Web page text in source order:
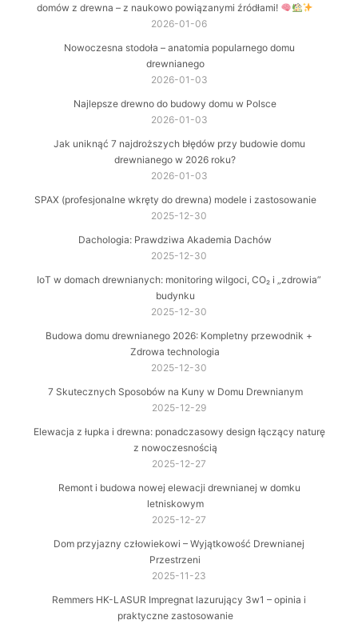
domów z drewna – z naukowo powiązanymi źródłami!
2026-01-06
Nowoczesna stodoła – anatomia popularnego domu
drewnianego
2026-01-03
Najlepsze drewno do budowy domu w Polsce
2026-01-03
Jak uniknąć 7 najdroższych błędów przy budowie domu
drewnianego w 2026 roku?
2026-01-03
SPAX (profesjonalne wkręty do drewna) modele i zastosowanie
2025-12-30
Dachologia: Prawdziwa Akademia Dachów
2025-12-30
IoT w domach drewnianych: monitoring wilgoci, CO₂ i „zdrowia”
budynku
2025-12-30
Budowa domu drewnianego 2026: Kompletny przewodnik +
Zdrowa technologia
2025-12-30
7 Skutecznych Sposobów na Kuny w Domu Drewnianym
2025-12-29
Elewacja z łupka i drewna: ponadczasowy design łączący naturę
z nowoczesnością
2025-12-27
Remont i budowa nowej elewacji drewnianej w domku
letniskowym
2025-12-27
Dom przyjazny człowiekowi – Wyjątkowość Drewnianej
Przestrzeni
2025-11-23
Remmers HK-LASUR Impregnat lazurujący 3w1 – opinia i
praktyczne zastosowanie